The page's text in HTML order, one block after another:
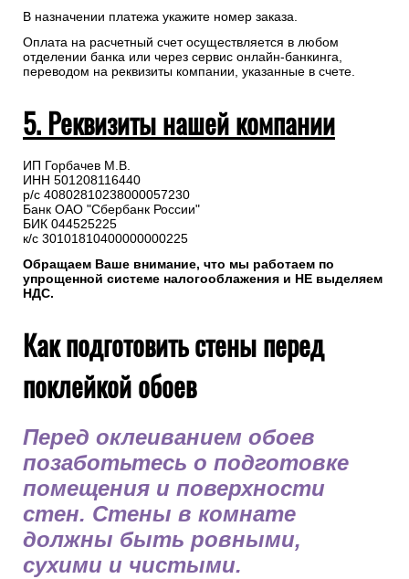
В назначении платежа укажите номер заказа.
Оплата на расчетный счет осуществляется в любом
отделении банка или через сервис онлайн-банкинга,
переводом на реквизиты компании, указанные в счете.
5. Реквизиты нашей компании
ИП Горбачев М.В.
ИНН 501208116440
р/с 40802810238000057230
Банк ОАО "Сбербанк России"
БИК 044525225
к/с 30101810400000000225
Обращаем Ваше внимание, что мы работаем по
упрощенной системе налогооблажения и НЕ выделяем
НДС.
Как подготовить стены перед
поклейкой обоев
Перед оклеиванием обоев
позаботьтесь о подготовке
помещения и поверхности
стен. Стены в комнате
должны быть ровными,
сухими и чистыми.